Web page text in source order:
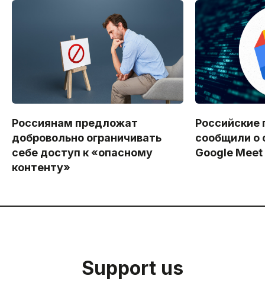
Россиянам предложат
добровольно ограничивать
себе доступ к «опасному
контенту»
Российские
сообщили о
Google Meet
Support us